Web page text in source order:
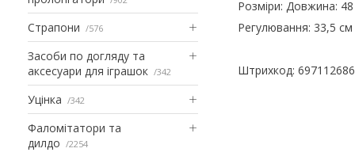
Страпони 576
Засоби по догляду та
аксесуари для іграшок
342
Уцінка 342
Фаломітатори та
дилдо
2254
Розміри: Довжина:
Регулювання: 33,5
Штрихкод: